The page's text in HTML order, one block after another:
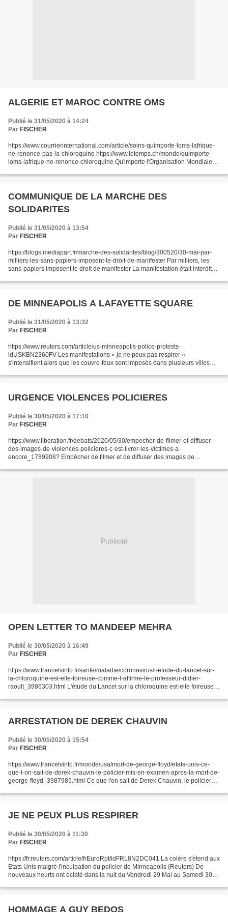
ALGERIE ET MAROC CONTRE OMS
Publié le 31/05/2020 à 14:24
Par FISCHER
https://www.courrierinternational.com/article/soins-quimporte-loms-lafrique-
ne-renonce-pas-la-chloroquine https://www.letemps.ch/monde/quimporte-
loms-lafrique-ne-renonce-chloroquine Qu'importe l'Organisation Mondiale
COMMUNIQUE DE LA MARCHE DES
SOLIDARITES
Publié le 31/05/2020 à 13:54
Par FISCHER
https://blogs.mediapart.fr/marche-des-solidarites/blog/300520/30-mai-par-
milliers-les-sans-papiers-imposent-le-droit-de-manifester Par milliers, les
sans-papiers imposent le droit de manifester La manifestation était interdite.
DE MINNEAPOLIS A LAFAYETTE SQUARE
Publié le 31/05/2020 à 13:32
Par FISCHER
https://www.reuters.com/article/us-minneapolis-police-protests-
idUSKBN2360FV Les manifestations « je ne peux pas respirer »
s'intensifient alors que les couvre-feux sont imposés dans plusieurs villes
URGENCE VIOLENCES POLICIERES
Publié le 30/05/2020 à 17:10
Par FISCHER
https://www.liberation.fr/debats/2020/05/30/empecher-de-filmer-et-diffuser-
des-images-de-violences-policieres-c-est-livrer-les-victimes-a-
encore_1789908? Empêcher de filmer et de diffuser des images de
Publicité
OPEN LETTER TO MANDEEP MEHRA
Publié le 30/05/2020 à 16:49
Par FISCHER
https://www.francetvinfo.fr/sante/maladie/coronavirus/l-etude-du-lancet-sur-
la-chloroquine-est-elle-foireuse-comme-l-affirme-le-professeur-didier-
raoult_3986303.html L'étude du Lancet sur la chloroquine est-elle foireuse,
ARRESTATION DE DEREK CHAUVIN
Publié le 30/05/2020 à 15:54
Par FISCHER
https://www.francetvinfo.fr/monde/usa/mort-de-george-floyd/etats-unis-ce-
que-l-on-sait-de-derek-chauvin-le-policier-mis-en-examen-apres-la-mort-de-
george-floyd_3987985.html Ce que l'on sait de Derek Chauvin, le policier
JE NE PEUX PLUS RESPIRER
Publié le 30/05/2020 à 11:30
Par FISCHER
https://fr.reuters.com/article/frEuroRpt/idFRL8N2DC041 La colère s'étend aux
Etats Unis malgré l'inculpation du policier de Minneapolis (Reuters) De
nouveaux heurts ont éclaté dans la nuit du Vendredi 29 Mai au Samedi 30
HOMMAGE A GUY BEDOS